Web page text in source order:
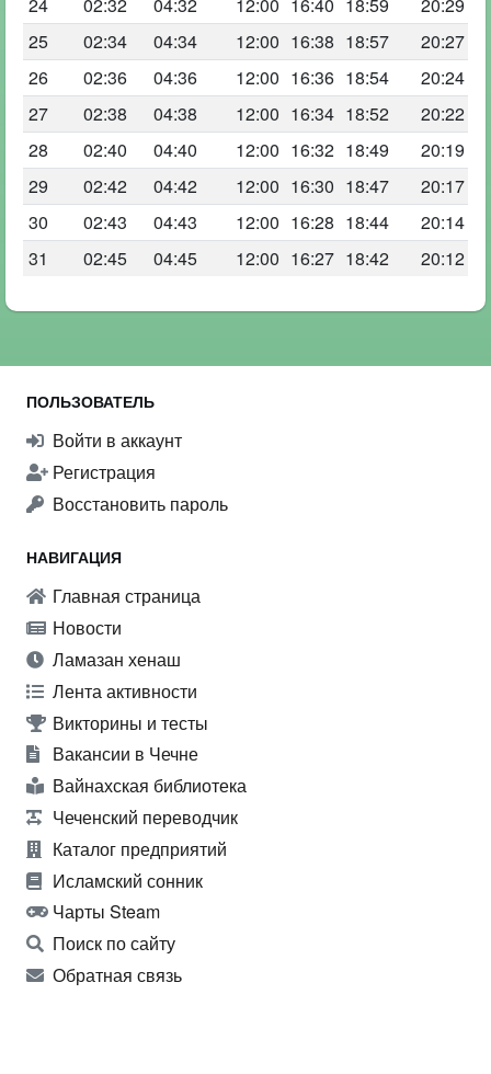
25
02:34 04:34 12:00 16:38 18:57
20:27
26
02:36 04:36 12:00 16:36 18:54
20:24
27
02:38 04:38 12:00 16:34 18:52
20:22
28
02:40 04:40 12:00 16:32 18:49
20:19
29
02:42 04:42 12:00 16:30 18:47
20:17
30
02:43 04:43 12:00 16:28 18:44
20:14
31
02:45 04:45 12:00 16:27 18:42 20:12
ПОЛЬЗОВАТЕЛЬ
Войти в аккаунт
Регистрация
Восстановить пароль
НАВИГАЦИЯ
Главная страница
Новости
Ламазан хенаш
Лента активности
Викторины и тесты
Вакансии в Чечне
Вайнахская библиотека
Чеченский переводчик
Каталог предприятий
Исламский сонник
Чарты Steam
Поиск по сайту
Обратная связь